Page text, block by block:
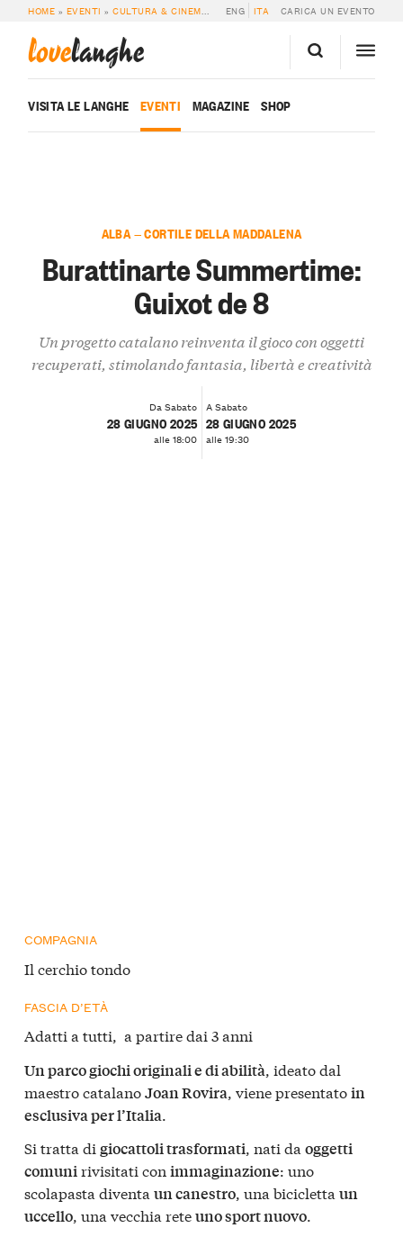
HOME » EVENTI »CULTURA & CINEMA » BURATTINARTE SUMMERTIME:
ENG ITA CARICA UN EVENTO
lovelanghe
VISITA LE LANGHE EVENTI MAGAZINE SHOP
ALBA — CORTILE DELLA MADDALENA
Burattinarte Summertime:
Guixot de 8
Un progetto catalano reinventa il gioco con oggetti
recuperati, stimolando fantasia, libertà e creatività
Da Sabato
28 GIUGNO 2025
alle 18:00
A Sabato
28 GIUGNO 2025
alle 19:30
COMPAGNIA
Il cerchio tondo
FASCIA D’ETÀ
Adatti a tutti, a partire dai 3 anni
Un parco giochi originali e di abilità, ideato dal
maestro catalanoJoan Rovira, viene presentatoin
esclusiva per l’Italia.
Si tratta di giocattoli trasformati, nati da oggetti
comunirivisitati con immaginazione: uno
scolapasta diventa un canestro, una bicicletta un
uccello, una vecchia reteuno sport nuovo.